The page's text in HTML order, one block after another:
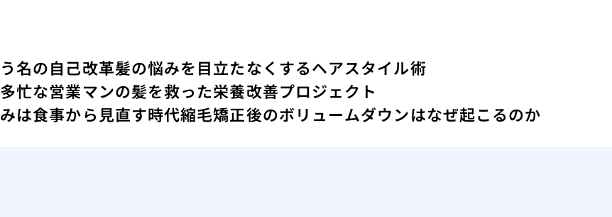
名の自己改革髪の悩みを目立たなくするヘアスタイル術
多忙な営業マンの髪を救った栄養改善プロジェクト
は食事から見直す時代縮毛矯正後のボリュームダウンはなぜ起こるのか